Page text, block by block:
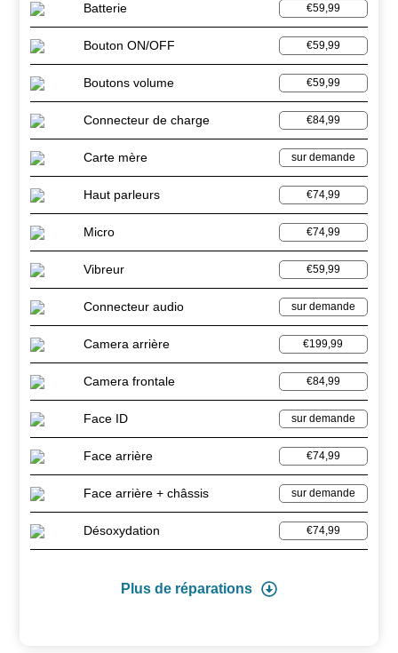
Batterie €59,99
Bouton ON/OFF €59,99
Boutons volume €59,99
Connecteur de charge €84,99
Carte mère sur demande
Haut parleurs €74,99
Micro €74,99
Vibreur €59,99
Connecteur audio sur demande
Camera arrière €199,99
Camera frontale €84,99
Face ID sur demande
Face arrière €74,99
Face arrière + châssis sur demande
Désoxydation €74,99
Plus de réparations